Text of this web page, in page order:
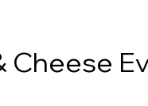
Cheese